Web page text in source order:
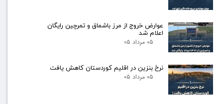
عوارض خروج از مرز باشماق و تمرچین رایگان
اعلام شد
۰۵ مرداد ۰۵
نرخ بنزین در اقلیم کوردستان کاهش یافت
۰۵ مرداد ۰۵